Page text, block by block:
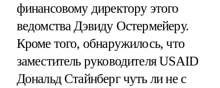
финансовому директору этого
ведомства Дэвиду Остермейеру.
Кроме того, обнаружилось, что
заместитель руководителя USAID
Дональд Стайнберг чуть ли не с